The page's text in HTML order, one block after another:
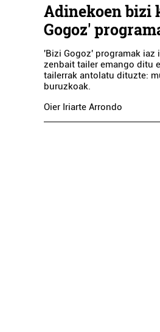
Adinekoen bizi
Gogoz'
'Bizi Gogoz' programak iaz
zenbait tailer emango ditu
tailerrak antolatu dituzte:
buruzkoak.
Oier Iriarte Arrondo